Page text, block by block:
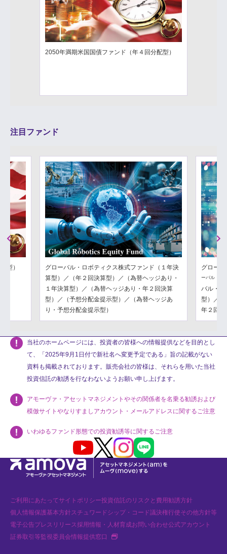
2050年満期米国国債ファンド（年４回分配型）
注目ファンド
Previous
型）
グローバル・ロボティクス株式ファンド（１年決
算型）／（年２回決算型）／（為替ヘッジあり・
１年決算型）／（為替ヘッジあり・年２回決算
型）／（予想分配金提示型）／（為替ヘッジあ
り・予想分配金提示型）
グロー
ーバル・フ
バル・フ
型）／（
年２回決
Next
当社のホームページには、投資者の皆様への情報提供などを目的とし
て、「2025年9月1日付で新社名へ変更予定である」旨の記載がない
資料も掲載されております。販売会社の皆様は、それらを用いた当社
投資信託の勧誘を行なわないようお願い申し上げます。
アモーヴァ・アセットマネジメントやその関係者を名乗る勧誘および
模倣サイトやなりすましアカウント・メールアドレスに関するご注意
いわゆるファンド形態での投資勧誘等に関するご注意
Youtube X InstagramLINE
ご利用にあたってサイトポリシー投資信託のリスクと費用勧誘方針
個人情報保護基本方針スチュワードシップ・コード議決権行使その他方針等
電子公告プレスリリース採用情報・人材育成お問い合わせ公式アカウント
証券取引等監視委員会情報提供窓口